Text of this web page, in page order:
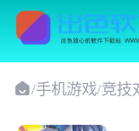
/手机游戏/竞技